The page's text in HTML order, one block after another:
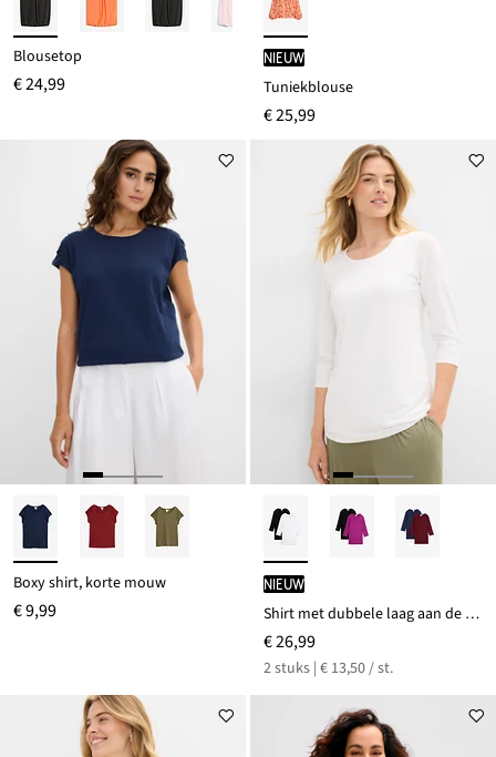
Blousetop
€ 24,99
Nieuw
Tuniekblouse
€ 25,99
Boxy shirt, korte mouw
€ 9,99
Nieuw
Shirt met dubbele laag aan de voorkant, gemaakt van een zachte viscosemix (set van 2)
€ 26,99
2 stuks | € 13,50 / st.